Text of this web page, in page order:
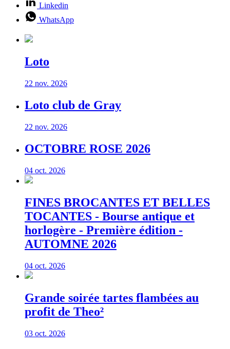
Linkedin
WhatsApp
Loto
22 nov. 2026
Loto club de Gray
22 nov. 2026
OCTOBRE ROSE 2026
04 oct. 2026
FINES BROCANTES ET BELLES
TOCANTES - Bourse antique et
horlogère - Première édition -
AUTOMNE 2026
04 oct. 2026
Grande soirée tartes flambées au
profit de Theo²
03 oct. 2026